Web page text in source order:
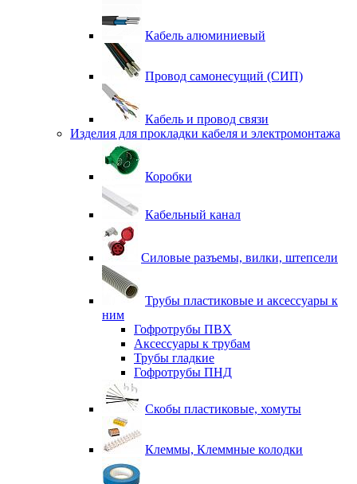
Кабель алюминиевый
Провод самонесущий (СИП)
Кабель и провод связи
Изделия для прокладки кабеля и электромонтажа
Коробки
Кабельный канал
Силовые разъемы, вилки, штепсели
Трубы пластиковые и аксессуары к
ним
Гофротрубы ПВХ
Аксессуары к трубам
Трубы гладкие
Гофротрубы ПНД
Скобы пластиковые, хомуты
Клеммы, Клеммные колодки